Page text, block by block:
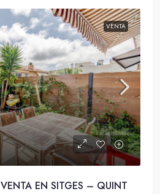
VENTA
EN SITGES – QUINT